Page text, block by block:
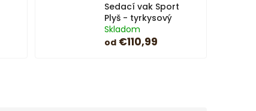
Sedací vak Sport
Plyš - tyrkysový
Skladom
od€110,99